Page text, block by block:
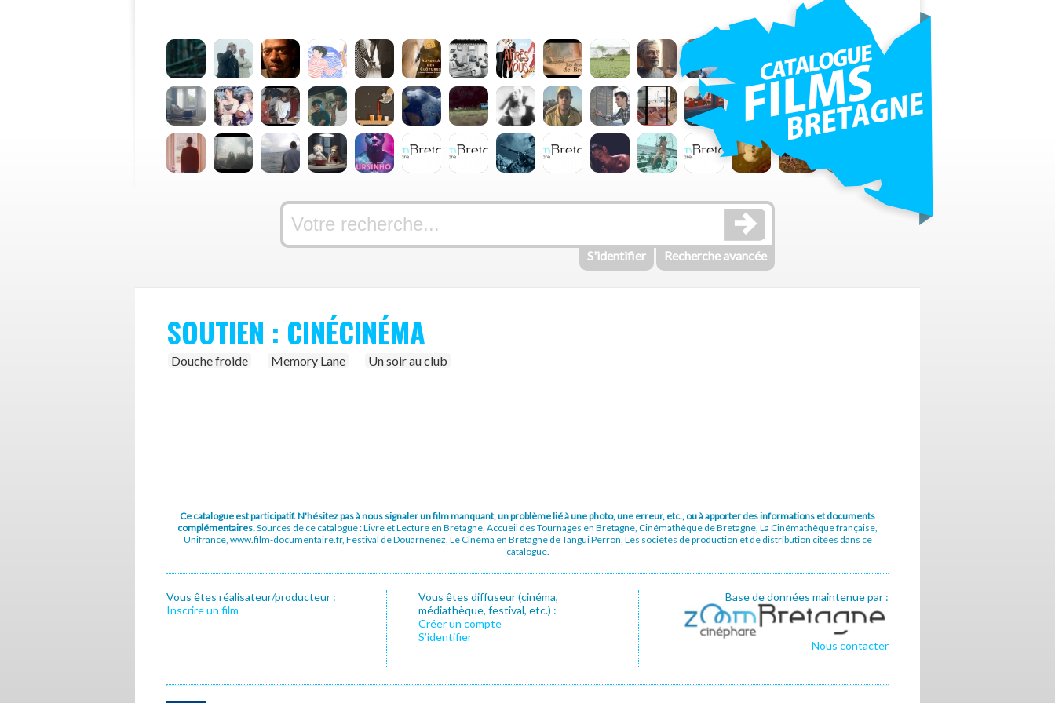
S'identifier Recherche avancée
SOUTIEN : CINÉCINÉMA
Douche froide Memory Lane Un soir au club
Ce catalogue est participatif. N'hésitez pas à nous signaler un film manquant, un problème lié à une photo, une erreur, etc., ou à apporter des informations et documents
complémentaires.Sources de ce catalogue : Livre et Lecture en Bretagne, Accueil des Tournages en Bretagne, Cinémathèque de Bretagne, La Cinémathèque française,
Unifrance, www.film-documentaire.fr, Festival de Douarnenez, Le Cinéma en Bretagne de Tangui Perron, Les sociétés de production et de distribution citées dans ce
catalogue.
Vous êtes réalisateur/producteur :
Inscrire un film
Vous êtes diffuseur (cinéma,
médiathèque, festival, etc.) :
Créer un compte
S’identifier
Base de données maintenue par :
Nous contacter